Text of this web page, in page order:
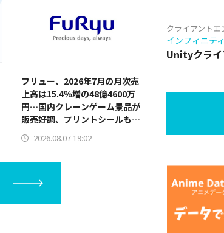
フリュー、2026年7月の月次売
上高は15.4％増の48億4600万
円…国内クレーンゲーム景品が
販売好調、プリントシールも新
機種発売で伸長
2026.08.07 19:02
クライアント
インフィニテ
Unityクライ